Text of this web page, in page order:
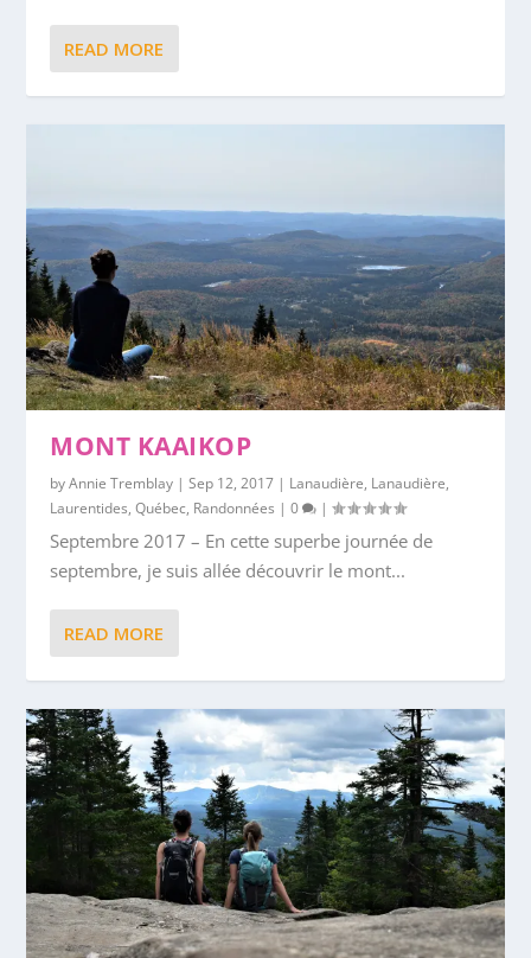
READ MORE
MONT KAAIKOP
byAnnie Tremblay |Sep 12, 2017 | Lanaudière, Lanaudière,
Laurentides,Québec, Randonnées |0 |
Septembre 2017 – En cette superbe journée de
septembre, je suis allée découvrir le mont...
READ MORE